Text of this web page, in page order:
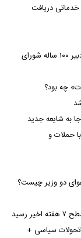
دریافت
احمد جنتی کیست؟ + زندگی، سوابق سیاسی و نقش دبیر ۱۰۰ ساله شورای
چه بود؟
به شایعه جدید
حملات و
دو وزیر چیست؟
تحولات سیاسی +